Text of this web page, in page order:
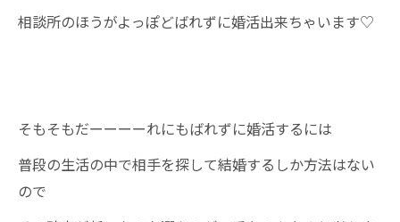
相談所のほうがよっぽどばれずに婚活出来ちゃいます♡
そもそもだーーーーれにもばれずに婚活するには
普段の生活の中で相手を探して結婚するしか方法はない
ので